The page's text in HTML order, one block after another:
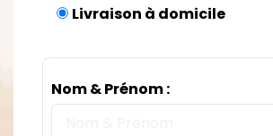
Livraison à domicile
Nom & Prénom :